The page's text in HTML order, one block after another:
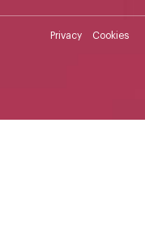
Privacy Cookies